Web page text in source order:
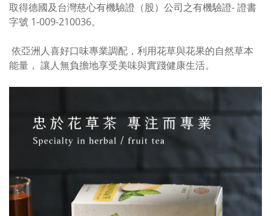
取得德國及台灣慈心有機驗證（股）公司之有機驗證- 證書
字號 1-009-210036。
依亞洲人喜好口味專業調配，利用花草與花果的自然草本
能量， 讓人無負擔地享受美味與實踐健康生活。